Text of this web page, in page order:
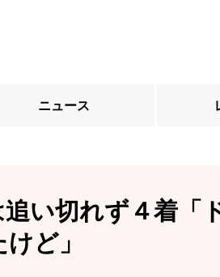
ニュース
追い切れず４着「
ど」